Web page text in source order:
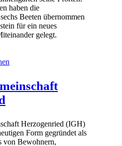
haben die
Beeten übernommen
für ein neues
gelegt.
Herzogenried (IGH)
Form gegründet als
von Bewohnern,